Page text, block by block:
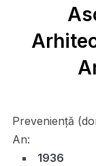
Preveniență
An:
1936